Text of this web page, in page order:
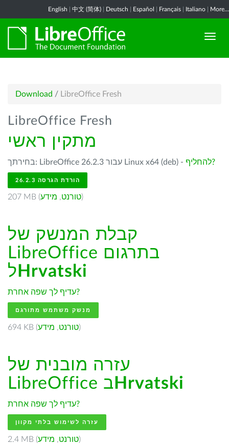
English 中文 (简体) Deutsch Español Français Italiano More...
Download / LibreOffice Fresh
LibreOffice Fresh
מתקין ראשי
בחירתך: LibreOffice 26.2.3 עבור Linux x64 (deb) - להחליף?
הורדת הגרסה 26.2.3
207 MB ( טורנט, מידע )
קבלת המנשק של
LibreOffice בתרגום
ל Hrvatski
עדיף לך שפה אחרת?
מנשק משתמש מתורגם
694 KB ( טורנט, מידע )
עזרה מובנית של
LibreOffice ב Hrvatski
עדיף לך שפה אחרת?
עזרה לשימוש בלתי מקוון
2.4 MB ( טורנט, מידע )